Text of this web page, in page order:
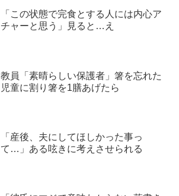
「この状態で完食とする人には内心ア
チャーと思う」見ると…え
教員「素晴らしい保護者」箸を忘れた
児童に割り箸を1膳あげたら
「産後、夫にしてほしかった事っ
て…」ある呟きに考えさせられる